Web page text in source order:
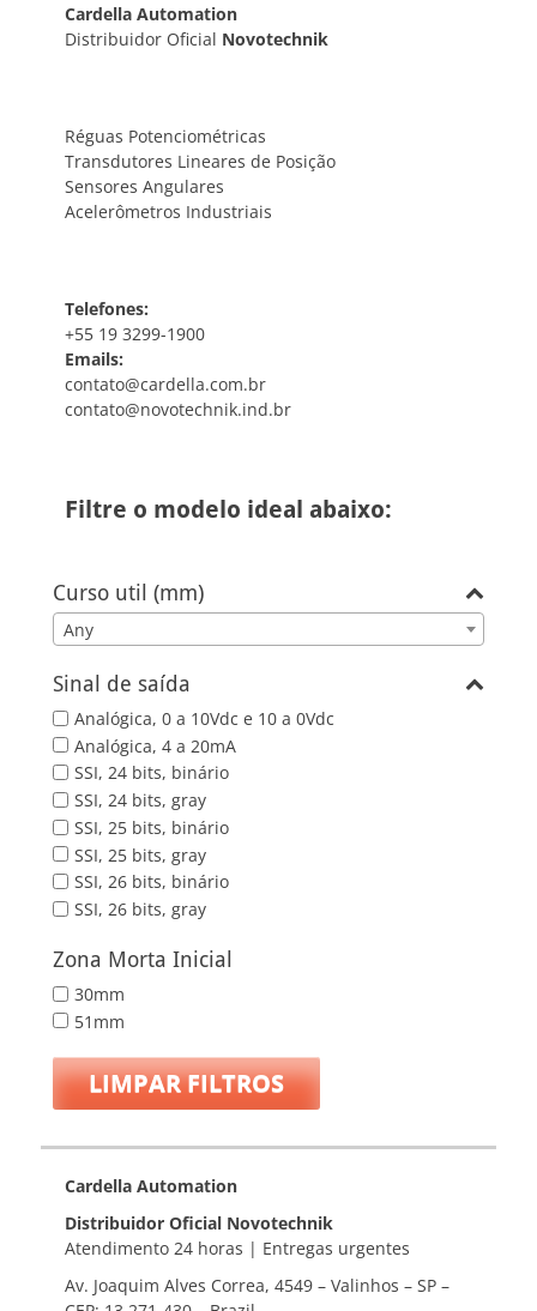
Cardella Automation
Distribuidor Oficial Novotechnik
Réguas Potenciométricas
Transdutores Lineares de Posição
Sensores Angulares
Acelerômetros Industriais
Telefones:
+55 19 3299-1900
Emails:
contato@cardella.com.br
contato@novotechnik.ind.br
Filtre o modelo ideal abaixo:
Curso util (mm)
Any
Sinal de saída
Analógica, 0 a 10Vdc e 10 a 0Vdc
Analógica, 4 a 20mA
SSI, 24 bits, binário
SSI, 24 bits, gray
SSI, 25 bits, binário
SSI, 25 bits, gray
SSI, 26 bits, binário
SSI, 26 bits, gray
Zona Morta Inicial
30mm
51mm
LIMPAR FILTROS
Cardella Automation
Distribuidor Oficial Novotechnik
Atendimento 24 horas | Entregas urgentes
Av. Joaquim Alves Correa, 4549 – Valinhos – SP –